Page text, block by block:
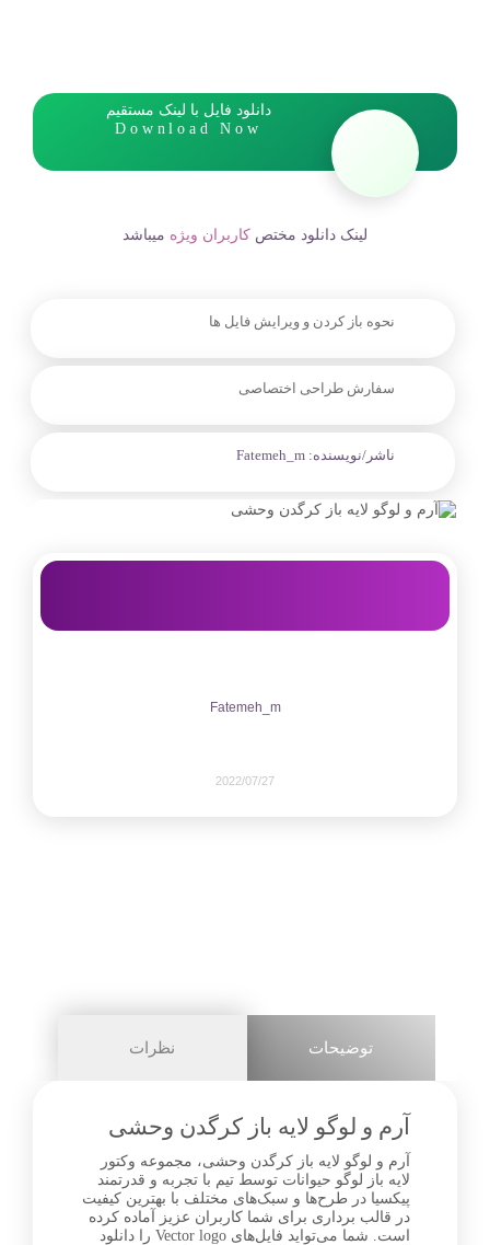
دانلود فایل با لینک مستقیم
Download Now
لینک دانلود مختص کاربران ویژه میباشد
نحوه باز کردن و ویرایش فایل ها
سفارش طراحی اختصاصی
ناشر/نویسنده: Fatemeh_m
Fatemeh_m
2022/07/27
0
توضیحات نظرات
آرم و لوگو لایه باز کرگدن وحشی
آرم و لوگو لایه باز کرگدن وحشی، مجموعه وکتور
لایه باز لوگو حیوانات توسط تیم با تجربه و قدرتمند
پیکسیا در طرح‌ها و سبک‌های مختلف با بهترین کیفیت
در قالب برداری برای شما کاربران عزیز آماده کرده
است. شما می‌تواید فایل‌های Vector logo را دانلود